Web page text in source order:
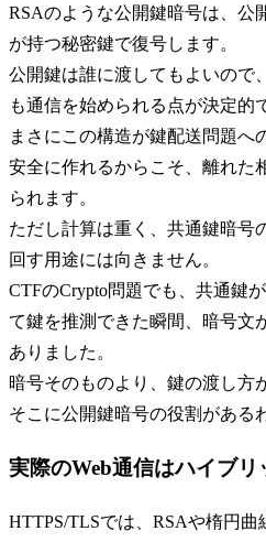
RSAのような公開鍵暗号は、公
が持つ秘密鍵で復号します。
公開鍵は誰に渡してもよいので
も通信を始められる点が決定的
まさにこの構造が鍵配送問題へ
安全に作れるからこそ、離れた
られます。
ただし計算は重く、共通鍵暗号
回す用途には向きません。
CTFのCrypto問題でも、共通鍵
て鍵を推測できた瞬間、暗号文
ありました。
暗号そのものより、鍵の渡し方
そこに公開鍵暗号の役割がある
実際のWeb通信はハイブリ
HTTPS/TLSでは、RSAや楕円曲